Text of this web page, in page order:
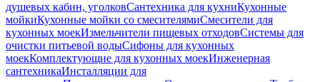
душевых кабин, уголковСантехника для кухниКухонные
мойкиКухонные мойки со смесителямиСмесители для
кухонных моекИзмельчители пищевых отходовСистемы для
очистки питьевой водыСифоны для кухонных
моекКомплектующие для кухонных моекИнженерная
сантехникаИнсталляции для